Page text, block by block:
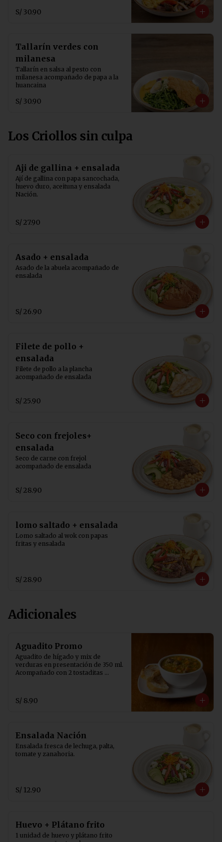
S/ 30.90
Tallarín verdes con
milanesa
Tallarín en salsa al pesto con
milanesa acompañado de papa a la
huancaina
S/ 30.90
Los Criollos sin culpa
Aji de gallina + ensalada
Ají de gallina con papa sancochada,
huevo duro, aceituna y ensalada
Nación.
S/ 27.90
Asado + ensalada
Asado de la abuela acompañado de
ensalada
S/ 26.90
Filete de pollo +
ensalada
Filete de pollo a la plancha
acompañado de ensalada
S/ 25.90
Seco con frejoles+
ensalada
Seco de carne con frejol
acompañado de ensalada
S/ 28.90
lomo saltado + ensalada
Lomo saltado al wok con papas
fritas y ensalada
S/ 28.90
Adicionales
Aguadito Promo
Aguadito de hígado y mix de
verduras en presentación de 350 ml.
Acompañado con 2 tostaditas
S/ 8.90
Ensalada Nación
Ensalada fresca de lechuga, palta,
tomate y zanahoria.
S/ 12.90
Huevo + Plátano frito
1 unidad de huevo y plátano frito